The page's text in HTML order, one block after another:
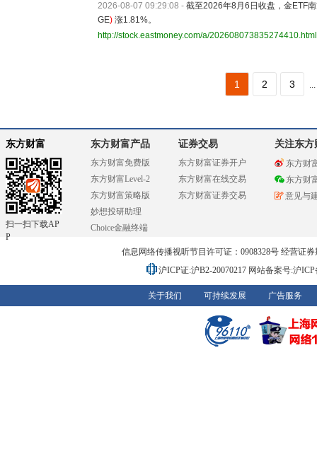
2026-08-07 09:29:08 - 截至2026年8月6日收盘，金ETF
GE) 涨1.81%。
http://stock.eastmoney.com/a/202608073835274410.html
1 2 3 ...
东方财富
扫一扫下载AP
P
东方财富产品
东方财富免费版
东方财富Level-2
东方财富策略版
妙想投研助理
Choice金融终端
证券交易
东方财富证券开户
东方财富在线交易
东方财富证券交易
关注东方
东方财
东方财
意见与
信息网络传播视听节目许可证：0908328号 经营证
沪ICP证:沪B2-20070217 网站备案号:沪
关于我们 可持续发展 广告服务